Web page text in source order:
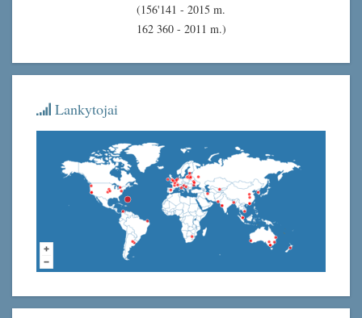
(156'141 - 2015 m.
162 360 - 2011 m.)
Lankytojai